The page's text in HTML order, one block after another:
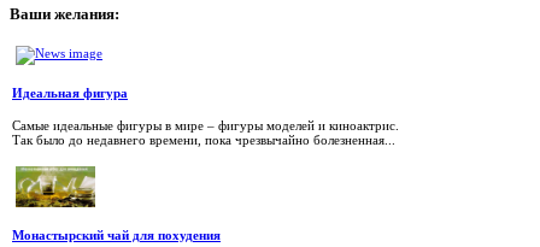
Ваши желания:
Идеальная фигура
Самые идеальные фигуры в мире – фигуры моделей и киноактрис.
Так было до недавнего времени, пока чрезвычайно болезненная...
Монастырский чай для похудения